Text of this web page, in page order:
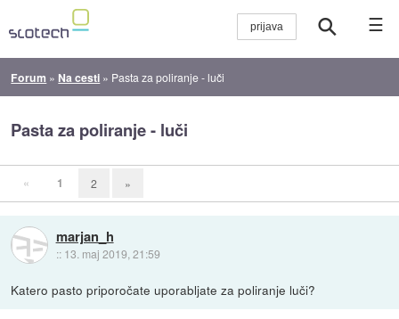
☰
Forum » Na cesti » Pasta za poliranje - luči
Pasta za poliranje - luči
« 1 2 »
marjan_h
:: 13. maj 2019, 21:59
Katero pasto priporočate uporabljate za poliranje luči?